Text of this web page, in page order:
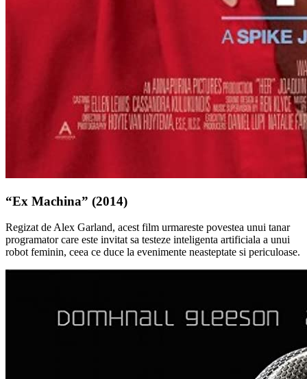
“Ex Machina” (2014)
Regizat de Alex Garland, acest film urmareste povestea unui tanar
programator care este invitat sa testeze inteligenta artificiala a unui
robot feminin, ceea ce duce la evenimente neasteptate si periculoase.